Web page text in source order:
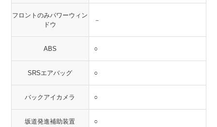
フロントのみパワーウィン
ドウ
－
ABS ○
SRSエアバッグ ○
バックアイカメラ ○
坂道発進補助装置 ○